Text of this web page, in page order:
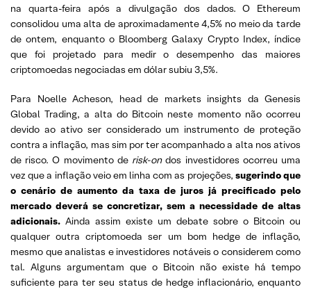
na quarta-feira após a divulgação dos dados. O Ethereum
consolidou uma alta de aproximadamente 4,5% no meio da tarde
de ontem, enquanto o Bloomberg Galaxy Crypto Index, índice
que foi projetado para medir o desempenho das maiores
criptomoedas negociadas em dólar subiu 3,5%.
Para Noelle Acheson, head de markets insights da Genesis
Global Trading, a alta do Bitcoin neste momento não ocorreu
devido ao ativo ser considerado um instrumento de proteção
contra a inflação, mas sim por ter acompanhado a alta nos ativos
de risco. O movimento de risk-ondos investidores ocorreu uma
vez que a inflação veio em linha com as projeções, sugerindo que
o cenário de aumento da taxa de juros já precificado pelo
mercado deverá se concretizar, sem a necessidade de altas
adicionais. Ainda assim existe um debate sobre o Bitcoin ou
qualquer outra criptomoeda ser um bom hedge de inflação,
mesmo que analistas e investidores notáveis ​​o considerem como
tal. Alguns argumentam que o Bitcoin não existe há tempo
suficiente para ter seu status de hedge inflacionário, enquanto